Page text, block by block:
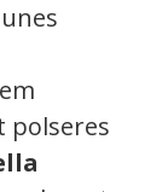
polseres